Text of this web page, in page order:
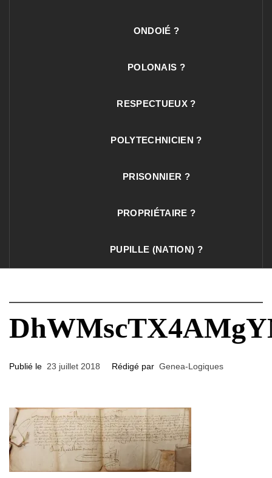
ONDOIÉ ?
POLONAIS ?
RESPECTUEUX ?
POLYTECHNICIEN ?
PRISONNIER ?
PROPRIÉTAIRE ?
PUPILLE (NATION) ?
Publié le 23 juillet 2018 Rédigé par Genea-Logiques